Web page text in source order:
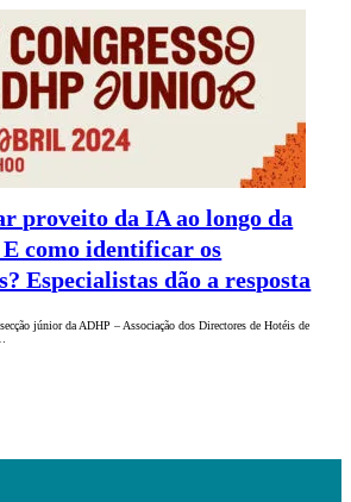
proveito da IA ao longo da
como identificar os
Especialistas dão a resposta
júnior da ADHP – Associação dos Directores de Hotéis de